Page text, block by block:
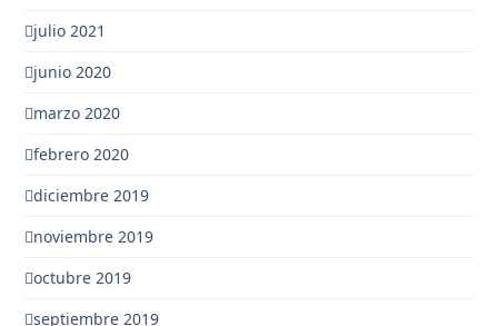
julio 2021
junio 2020
marzo 2020
febrero 2020
diciembre 2019
noviembre 2019
octubre 2019
septiembre 2019